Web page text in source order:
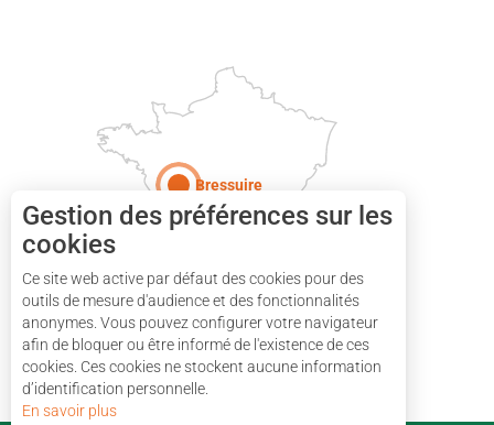
Bressuire
Gestion des préférences sur les
cookies
Ce site web active par défaut des cookies pour des
outils de mesure d'audience et des fonctionnalités
anonymes. Vous pouvez configurer votre navigateur
afin de bloquer ou être informé de l'existence de ces
cookies. Ces cookies ne stockent aucune information
d’identification personnelle.
En savoir plus